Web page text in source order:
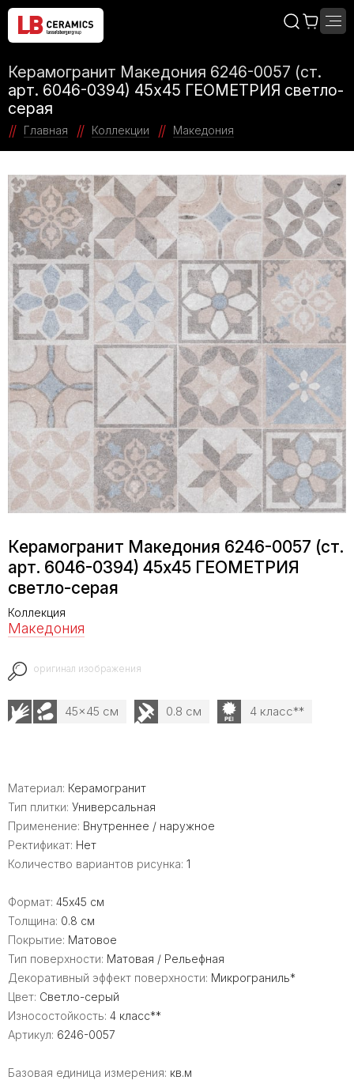
Керамогранит Македония 6246-0057 (ст.
арт. 6046-0394) 45х45 ГЕОМЕТРИЯ светло-
серая
Главная Коллекции Македония
Керамогранит Македония 6246-0057 (ст.
арт. 6046-0394) 45х45 ГЕОМЕТРИЯ
светло-серая
Коллекция
Македония
оригинал изображения
45x45 см 0.8 см 4 класс**
Материал: Керамогранит
Тип плитки: Универсальная
Применение: Внутреннее / наружное
Ректификат: Нет
Количество вариантов рисунка: 1
Формат: 45x45 см
Толщина: 0.8 см
Покрытие: Матовое
Тип поверхности: Матовая / Рельефная
Декоративный эффект поверхности: Микрограниль*
Цвет: Светло-серый
Износостойкость: 4 класс**
Артикул: 6246-0057
Базовая единица измерения: кв.м